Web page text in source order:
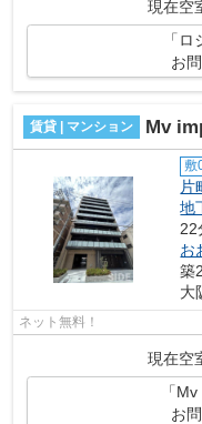
現在空
「
お
賃貸 | マンション Mv
敷
片
地
22
お
築
大
ネット無料！
現在空
「
お